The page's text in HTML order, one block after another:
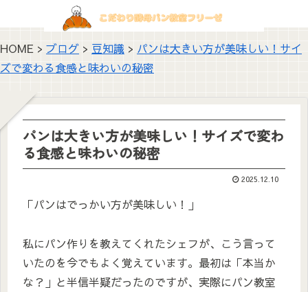
HOME > ブログ > 豆知識 > パンは大きい方が美味しい！サイ
ズで変わる食感と味わいの秘密
パンは大きい方が美味しい！サイズで変わ
る食感と味わいの秘密
2025.12.10
「パンはでっかい方が美味しい！」
私にパン作りを教えてくれたシェフが、こう言って
いたのを今でもよく覚えています。最初は「本当か
な？」と半信半疑だったのですが、実際にパン教室